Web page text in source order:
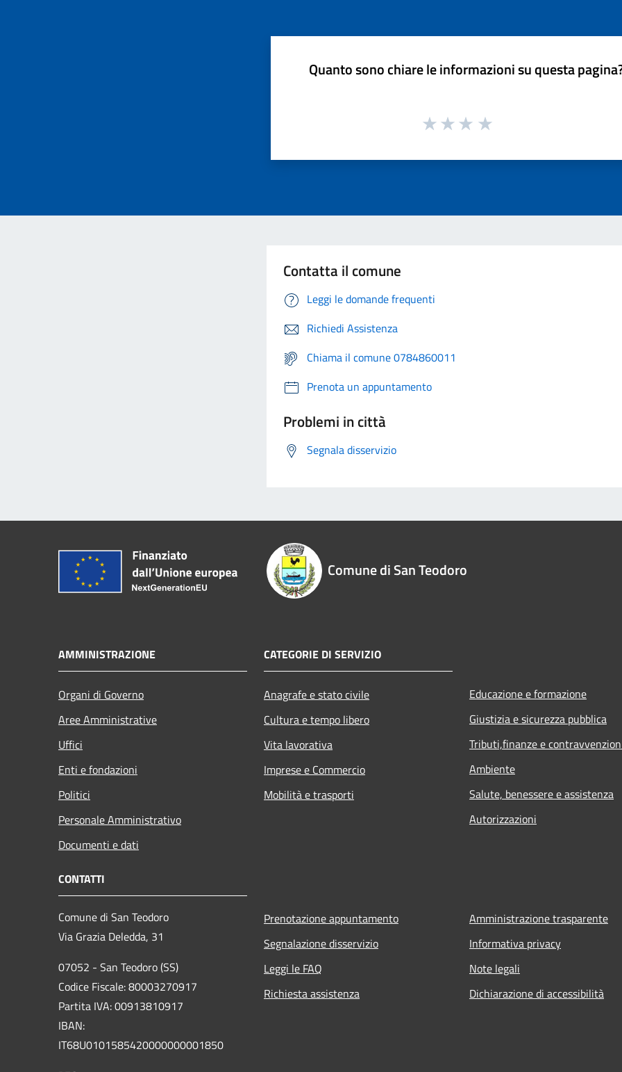
Quanto sono chiare le informazioni su questa
Contatta il comune
Leggi le domande frequenti
Richiedi Assistenza
Chiama il comune 0784860011
Prenota un appuntamento
Problemi in città
Segnala disservizio
Comune di San Teodoro
AMMINISTRAZIONE
Organi di Governo
Aree Amministrative
Uffici
Enti e fondazioni
Politici
Personale Amministrativo
Documenti e dati
CATEGORIE DI SERVIZIO
Anagrafe e stato civile
Cultura e tempo libero
Vita lavorativa
Imprese e Commercio
Mobilità e trasporti
Educazione e formazione
Giustizia e sicurezza pubblica
Tributi,finanze e
Ambiente
Salute, benessere e assistenza
Autorizzazioni
CONTATTI
Comune di San Teodoro
Via Grazia Deledda, 31
07052 - San Teodoro (SS)
Codice Fiscale: 80003270917
Partita IVA: 00913810917
IBAN:
IT68U0101585420000000001850
Prenotazione appuntamento
Segnalazione disservizio
Leggi le FAQ
Richiesta assistenza
Amministrazione trasparente
Informativa privacy
Note legali
Dichiarazione di accessibilità